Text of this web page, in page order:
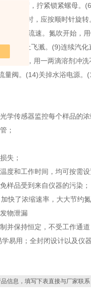
好高度，拧紧锁紧螺母。
，安装时，应按顺时针旋
所需的流速。氮吹开始，
应防止飞溅。(9)连续汽
吸管，用一两滴溶剂冲
阀。(14)关掉水浴电源。
学传感器监控每个样品的
；
失；
度和工作时间，均可按需设
样品受到来自仪器的污染；
快了浓缩速率，大大节约
物泄漏
并保持恒定，不受工作通
易用；全封闭设计以及仪
信息，填写下表直接与厂家联系